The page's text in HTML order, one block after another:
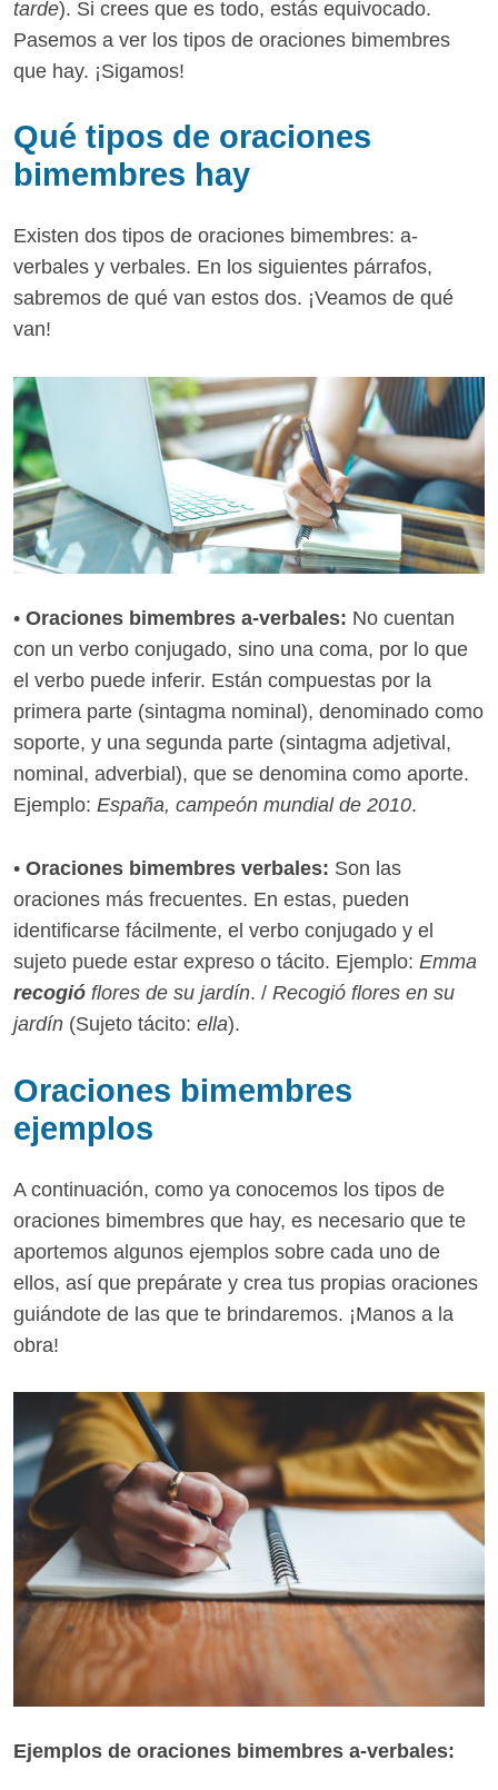
tarde). Si crees que es todo, estás equivocado.
Pasemos a ver los tipos de oraciones bimembres
que hay. ¡Sigamos!
Qué tipos de oraciones
bimembres hay
Existen dos tipos de oraciones bimembres: a-
verbales y verbales. En los siguientes párrafos,
sabremos de qué van estos dos. ¡Veamos de qué
van!
• Oraciones bimembres a-verbales: No cuentan
con un verbo conjugado, sino una coma, por lo que
el verbo puede inferir. Están compuestas por la
primera parte (sintagma nominal), denominado como
soporte, y una segunda parte (sintagma adjetival,
nominal, adverbial), que se denomina como aporte.
Ejemplo: España, campeón mundial de 2010.
• Oraciones bimembres verbales: Son las
oraciones más frecuentes. En estas, pueden
identificarse fácilmente, el verbo conjugado y el
sujeto puede estar expreso o tácito. Ejemplo: Emma
recogió flores de su jardín. / Recogió flores en su
jardín (Sujeto tácito: ella).
Oraciones bimembres
ejemplos
A continuación, como ya conocemos los tipos de
oraciones bimembres que hay, es necesario que te
aportemos algunos ejemplos sobre cada uno de
ellos, así que prepárate y crea tus propias oraciones
guiándote de las que te brindaremos. ¡Manos a la
obra!
Ejemplos de oraciones bimembres a-verbales: